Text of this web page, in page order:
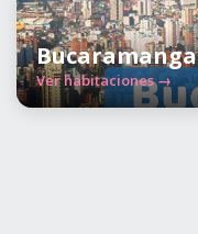
Bucaramanga
Ver habitaciones →